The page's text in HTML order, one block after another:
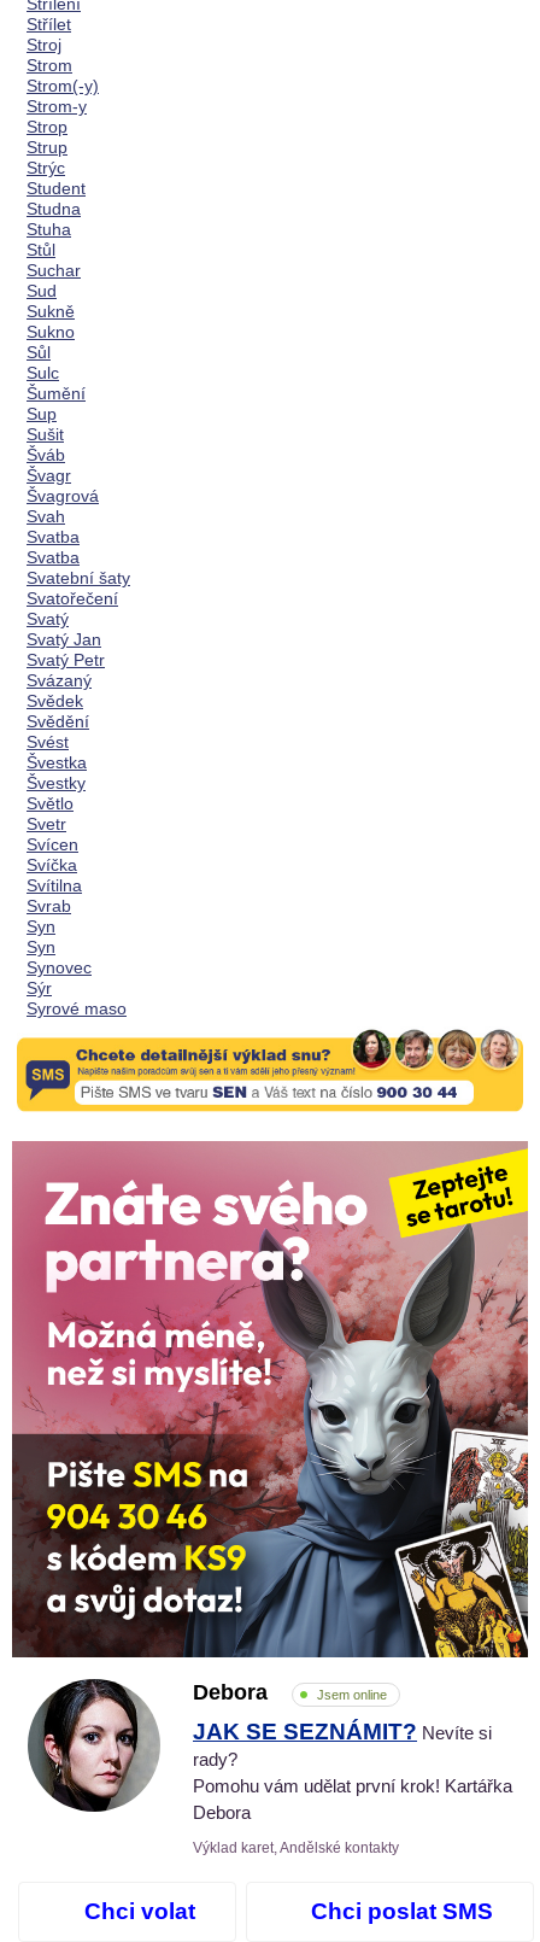
Střílet
Stroj
Strom
Strom(-y)
Strom-y
Strop
Strup
Strýc
Student
Studna
Stuha
Stůl
Suchar
Sud
Sukně
Sukno
Sůl
Sulc
Šumění
Sup
Sušit
Šváb
Švagr
Švagrová
Svah
Svatba
Svatba
Svatební šaty
Svatořečení
Svatý
Svatý Jan
Svatý Petr
Svázaný
Svědek
Svědění
Svést
Švestka
Švestky
Světlo
Svetr
Svícen
Svíčka
Svítilna
Svrab
Syn
Syn
Synovec
Sýr
Syrové maso
Debora Jsem online
JAK SE SEZNÁMIT? Nevíte si
rady?
Pomohu vám udělat první krok! Kartářka
Debora
Výklad karet, Andělské kontakty
Chci volat Chci poslat SMS